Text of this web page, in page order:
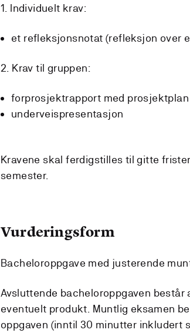
1. Individuelt krav:
et refleksjonsnotat (refleksjon over
2. Krav til gruppen:
forprosjektrapport med prosjektplan
underveispresentasjon
Kravene skal ferdigstilles til gitte
semester.
Vurderingsform
Bacheloroppgave med justerende
Avsluttende bacheloroppgaven
eventuelt produkt. Muntlig eksamen
oppgaven (inntil 30 minutter inkludert